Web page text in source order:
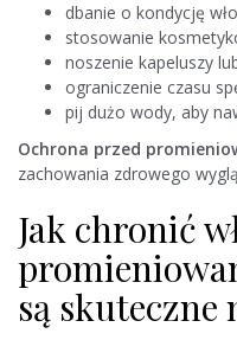
dbanie o kondycję
stosowanie
noszenie kapeluszy
ograniczenie czasu
pij dużo wody, aby
Ochrona przed
zachowania zdrowego
Jak chronić
są skuteczne